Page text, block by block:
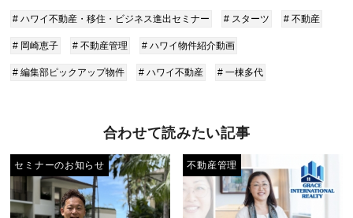
# ハワイ不動産・移住・ビジネス進出セミナー # スターツ # 不動産
# 岡崎恵子 # 不動産管理 # ハワイ物件紹介動画
# 編集部ピックアップ物件 # ハワイ不動産 # 一棟多代
合わせて読みたい記事
セミナーのお知らせ 不動産管理